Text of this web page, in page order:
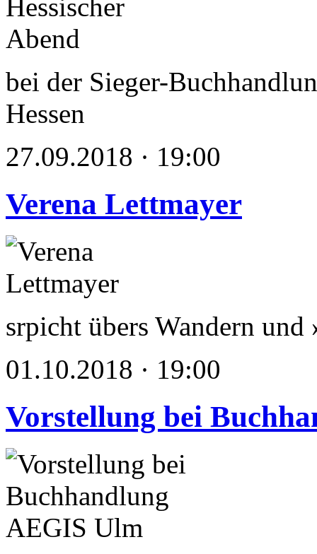
bei der Sieger-
Hessen
27.09.2018 · 19:00
Verena Lettmayer
srpicht übers Wandern
01.10.2018 · 19:00
Vorstellung bei